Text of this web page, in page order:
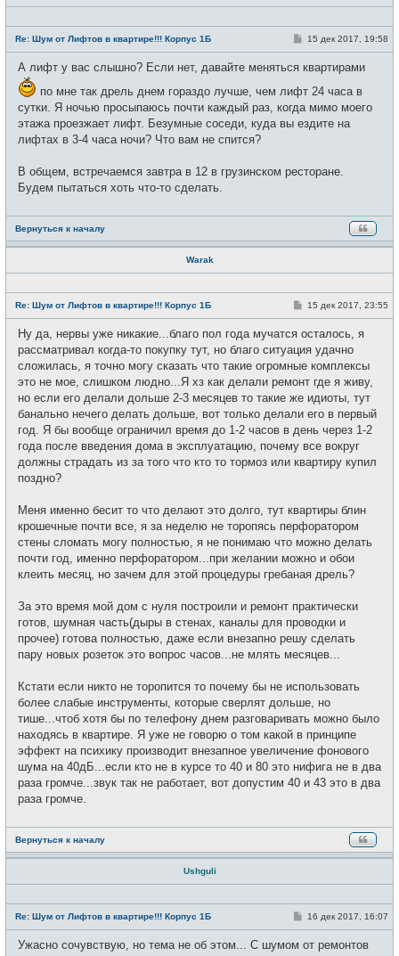
Н
е
в
с
е
и
Re: Шум от Лифтов в квартире!!! Корпус 1Б
С
б
е
и
е
15 дек 2017, 19:58
А лифт у вас слышно? Если нет, давайте меняться квартирами
по мне так дрель днем гораздо лучше, чем лифт 24 часа в
сутки. Я ночью просыпаюсь почти каждый раз, когда мимо моего
этажа проезжает лифт. Безумные соседи, куда вы ездите на
лифтах в 3-4 часа ночи? Что вам не спится?
В общем, встречаемся завтра в 12 в грузинском ресторане.
Будем пытаться хоть что-то сделать.
Вернуться к началу
Warak
е
в
с
е
и
Re: Шум от Лифтов в квартире!!! Корпус 1Б
С
б
щ
н
и
15 дек 2017, 23:55
Ну да, нервы уже никакие...благо пол года мучатся осталось, я
рассматривал когда-то покупку тут, но благо ситуация удачно
сложилась, я точно могу сказать что такие огромные комплексы
это не мое, слишком людно...Я хз как делали ремонт где я живу,
но если его делали дольше 2-3 месяцев то такие же идиоты, тут
банально нечего делать дольше, вот только делали его в первый
год. Я бы вообще ограничил время до 1-2 часов в день через 1-2
года после введения дома в эксплуатацию, почему все вокруг
должны страдать из за того что кто то тормоз или квартиру купил
поздно?
Меня именно бесит то что делают это долго, тут квартиры блин
крошечные почти все, я за неделю не торопясь перфоратором
стены сломать могу полностью, я не понимаю что можно делать
почти год, именно перфоратором...при желании можно и обои
клеить месяц, но зачем для этой процедуры гребаная дрель?
За это время мой дом с нуля построили и ремонт практически
готов, шумная часть(дыры в стенах, каналы для проводки и
прочее) готова полностью, даже если внезапно решу сделать
пару новых розеток это вопрос часов...не млять месяцев...
Кстати если никто не торопится то почему бы не использовать
более слабые инструменты, которые сверлят дольше, но
тише...чтоб хотя бы по телефону днем разговаривать можно было
находясь в квартире. Я уже не говорю о том какой в принципе
эффект на психику производит внезапное увеличение фонового
шума на 40дБ...если кто не в курсе то 40 и 80 это нифига не в два
раза громче...звук так не работает, вот допустим 40 и 43 это в два
раза громче.
Вернуться к началу
Ushguli
е
в
с
е
Re: Шум от Лифтов в квартире!!! Корпус 1Б
С
б
16 дек 2017, 16:07
Ужасно сочувствую, но тема не об этом... С шумом от ремонтов